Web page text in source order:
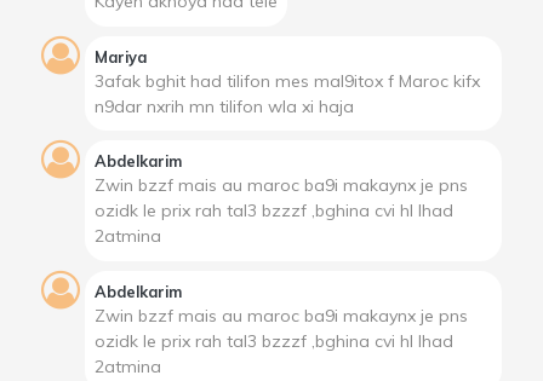
Mariya
3afak bghit had tilifon mes mal9itox f Maroc kifx
n9dar nxrih mn tilifon wla xi haja
Abdelkarim
Zwin bzzf mais au maroc ba9i makaynx je pns
ozidk le prix rah tal3 bzzzf ,bghina cvi hl lhad
2atmina
Abdelkarim
Zwin bzzf mais au maroc ba9i makaynx je pns
ozidk le prix rah tal3 bzzzf ,bghina cvi hl lhad
2atmina